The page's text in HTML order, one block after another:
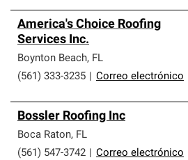
America's Choice Roofing
Services Inc.
Boynton Beach, FL
(561) 333-3235
Correo electrónico
Bossler Roofing Inc
Boca Raton, FL
(561) 547-3742
Correo electrónico